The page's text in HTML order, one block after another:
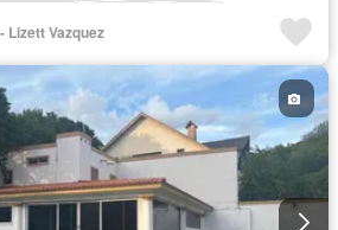
Vista panorámica
Lizett Vazquez